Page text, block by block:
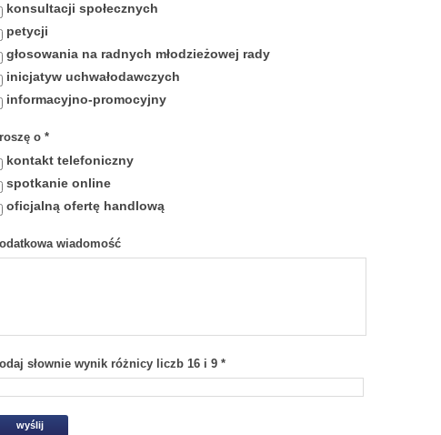
konsultacji społecznych
petycji
głosowania na radnych młodzieżowej rady
inicjatyw uchwałodawczych
informacyjno-promocyjny
o *
kontakt telefoniczny
spotkanie online
oficjalną ofertę handlową
wiadomość
słownie wynik różnicy liczb 16 i 9 *